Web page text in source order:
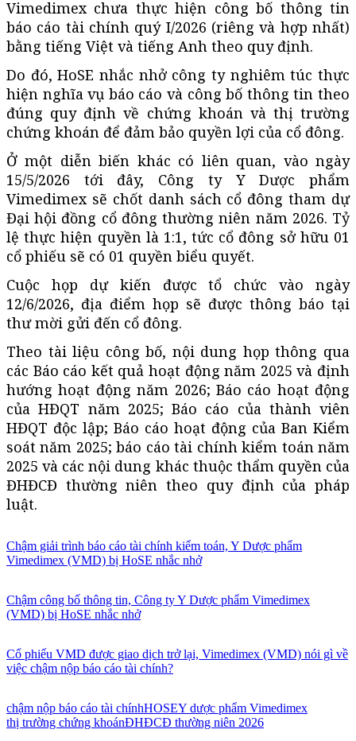
Vimedimex chưa thực hiện công bố thông tin
báo cáo tài chính quý I/2026 (riêng và hợp nhất)
bằng tiếng Việt và tiếng Anh theo quy định.
Do đó, HoSE nhắc nhở công ty nghiêm túc thực
hiện nghĩa vụ báo cáo và công bố thông tin theo
đúng quy định về chứng khoán và thị trường
chứng khoán để đảm bảo quyền lợi của cổ đông.
Ở một diễn biến khác có liên quan, vào ngày
15/5/2026 tới đây, Công ty Y Dược phẩm
Vimedimex sẽ chốt danh sách cổ đông tham dự
Đại hội đồng cổ đông thường niên năm 2026. Tỷ
lệ thực hiện quyền là 1:1, tức cổ đông sở hữu 01
cổ phiếu sẽ có 01 quyền biểu quyết.
Cuộc họp dự kiến được tổ chức vào ngày
12/6/2026, địa điểm họp sẽ được thông báo tại
thư mời gửi đến cổ đông.
Theo tài liệu công bố, nội dung họp thông qua
các Báo cáo kết quả hoạt động năm 2025 và định
hướng hoạt động năm 2026; Báo cáo hoạt động
của HĐQT năm 2025; Báo cáo của thành viên
HĐQT độc lập; Báo cáo hoạt động của Ban Kiểm
soát năm 2025; báo cáo tài chính kiểm toán năm
2025 và các nội dung khác thuộc thẩm quyền của
ĐHĐCĐ thường niên theo quy định của pháp
luật.
Chậm giải trình báo cáo tài chính kiểm toán, Y Dược phẩm
Vimedimex (VMD) bị HoSE nhắc nhở
Chậm công bố thông tin, Công ty Y Dược phẩm Vimedimex
(VMD) bị HoSE nhắc nhở
Cổ phiếu VMD được giao dịch trở lại, Vimedimex (VMD) nói gì về
việc chậm nộp báo cáo tài chính?
chậm nộp báo cáo tài chínhHOSEY dược phẩm Vimedimex
thị trường chứng khoánĐHĐCĐ thường niên 2026